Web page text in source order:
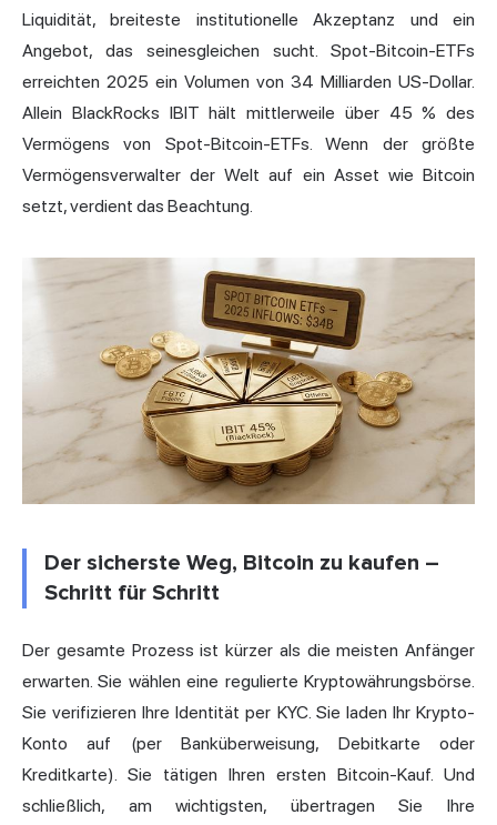
Liquidität, breiteste institutionelle Akzeptanz und ein
Angebot, das seinesgleichen sucht. Spot-Bitcoin-ETFs
erreichten 2025 ein Volumen von 34 Milliarden US-Dollar.
Allein BlackRocks IBIT hält mittlerweile über 45 % des
Vermögens von Spot-Bitcoin-ETFs. Wenn der größte
Vermögensverwalter der Welt auf ein Asset wie Bitcoin
setzt, verdient das Beachtung.
Der sicherste Weg, Bitcoin zu kaufen –
Schritt für Schritt
Der gesamte Prozess ist kürzer als die meisten Anfänger
erwarten. Sie wählen eine regulierte Kryptowährungsbörse.
Sie verifizieren Ihre Identität per KYC. Sie laden Ihr Krypto-
Konto auf (per Banküberweisung, Debitkarte oder
Kreditkarte). Sie tätigen Ihren ersten Bitcoin-Kauf. Und
schließlich, am wichtigsten, übertragen Sie Ihre